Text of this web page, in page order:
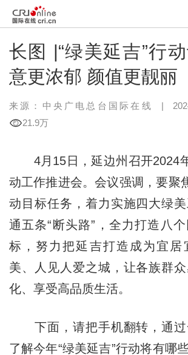
长图 |“绿美延吉”行
意更浓郁 颜值更靓丽
来源：中央广电总台国际在线 |
21.9万
4月15日，延边州召开2024年
动工作推进会。会议强调，要聚
动目标任务，着力实施四大绿
通五条“断头路”，全力打造八
标，努力把延吉打造成为宜居
美、人见人爱之城，让各族群
化、享受高品质生活。
下面，请把手机翻转，通过
了解今年“绿美延吉”行动将有哪